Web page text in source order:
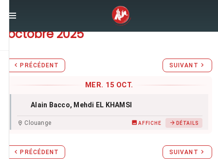
Stages d'Aïkido dumercredi 15
octobre 2025
PRÉCÉDENT SUIVANT
MER. 15 OCT.
Alain Bacco, Mehdi EL KHAMSI
Clouange AFFICHE DÉTAILS
PRÉCÉDENT SUIVANT